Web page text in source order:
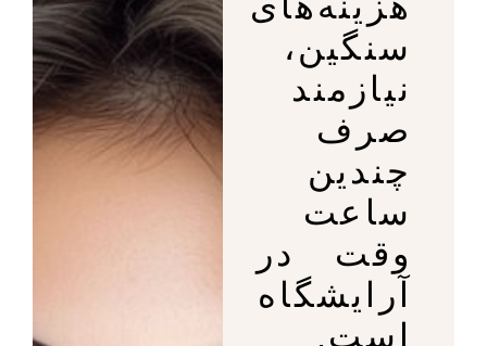
سنگین،
نیازمند
صرف
چندین
ساعت
وقت در
آرایشگاه